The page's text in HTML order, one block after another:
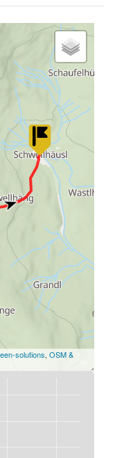
solutions, OSM &